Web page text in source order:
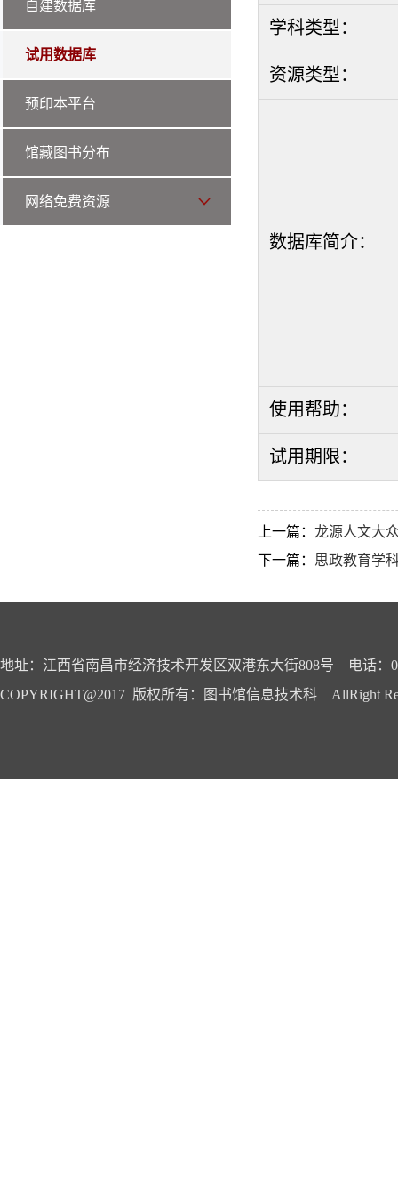
自建数据库
试用数据库
预印本平台
馆藏图书分布
网络免费资源
学科类型：
资源类型：
数据库简介：
使用帮助：
试用期限：
上一篇： 龙源人文大
下一篇： 思政教育学
地址：江西省南昌市经济技术开发区双港东大街808号 电话：
COPYRIGHT@2017 版权所有：图书馆信息技术科 AllRight